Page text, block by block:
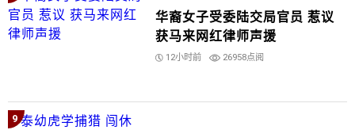
华裔女子受委陆交局官员 惹议
获马来网红律师声援
12小时前 26958点阅
9